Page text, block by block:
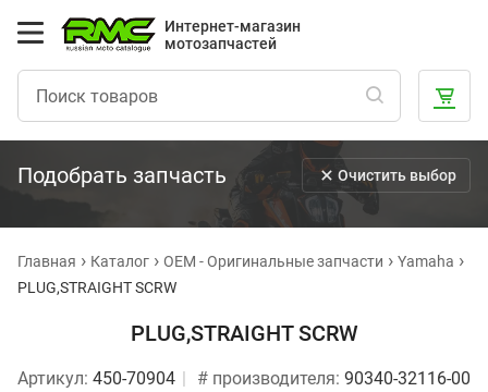
Интернет-магазин
мотозапчастей
Подобрать запчасть Очистить выбор
Главная Каталог OEM - Оригинальные запчасти
Yamaha
PLUG,STRAIGHT SCRW
PLUG,STRAIGHT SCRW
Артикул: 450-70904 # производителя: 90340-32116-00